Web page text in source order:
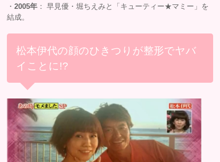
・2005年 ： 早見優・堀ちえみと「キューティー★マミー」を
結成。
松本伊代の顔のひきつりが整形でヤバ
イことに!?